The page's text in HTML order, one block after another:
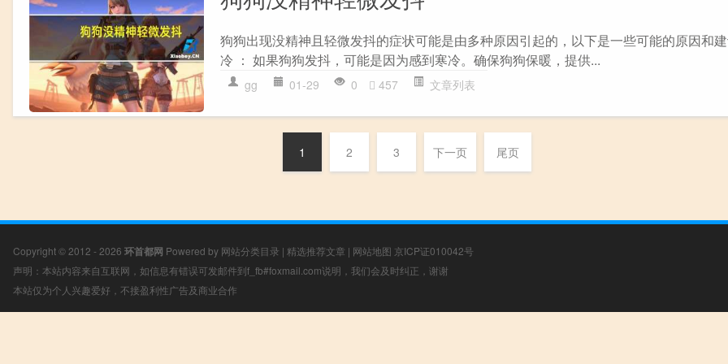
狗狗出现没精神且轻微发抖的症状可能是由多种原因引起的，以下是一些可能的原因和
冷 ： 如果狗狗发抖，可能是因为感到寒冷。确保狗狗保暖，提供...
gg 01-29 0 457 文章列表
1 2 3 下一页 尾页
Copyright © 2012 - 2026 环首都网 Powered by 网站分类目录 | 精选推荐文章 | 网站地图 京ICP证010042号
声明：本站内容来自互联网，如信息有错误可发邮件到f_fb#foxmail.com说明，我们会及时纠正，谢谢
本站仅为个人兴趣爱好，不接盈利性广告及商业合作